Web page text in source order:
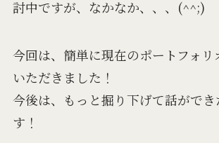
討中ですが、なかなか、、、(^^;)
今回は、簡単に現在のポートフォリ
いただきました！
今後は、もっと掘り下げて話ができ
す！